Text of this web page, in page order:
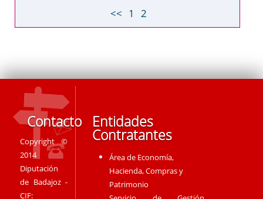
<< 1 2
Contacto
Copyright ©
2014
Diputación
de Badajoz -
CIF:
Entidades
Contratantes
Área de Economía,
Hacienda, Compras y
Patrimonio